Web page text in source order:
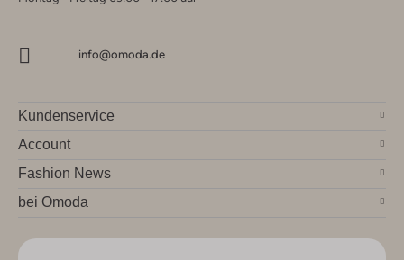
info@omoda.de
Kundenservice
Account
Fashion News
bei Omoda